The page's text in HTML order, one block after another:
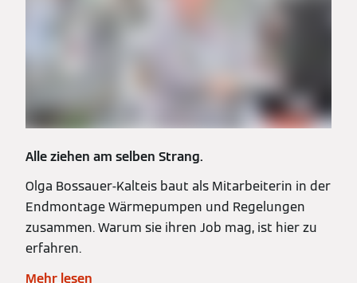
Alle ziehen am selben Strang.
Olga Bossauer-Kalteis baut als Mitarbeiterin in der
Endmontage Wärmepumpen und Regelungen
zusammen. Warum sie ihren Job mag, ist hier zu
erfahren.
Mehr lesen